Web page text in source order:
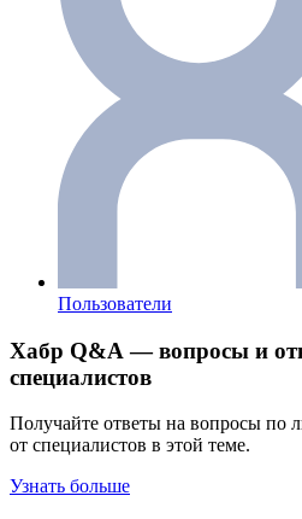
Пользователи
Хабр Q&A — вопросы и
специалистов
Получайте ответы на вопросы по
от специалистов в этой теме.
Узнать больше